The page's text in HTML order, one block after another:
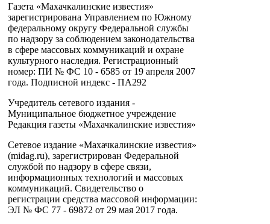
Газета «Махачкалинские известия»
зарегистрирована Управлением по Южному
федеральному округу Федеральной службы
по надзору за соблюдением законодательства
в сфере массовых коммуникаций и охране
культурного наследия. Регистрационный
номер: ПИ № ФС 10 - 6585 от 19 апреля 2007
года. Подписной индекс - ПА292
Учредитель сетевого издания -
Муниципальное бюджетное учреждение
Редакция газеты «Махачкалинские известия»
Сетевое издание «Махачкалинские известия»
(midag.ru), зарегистрирован Федеральной
службой по надзору в сфере связи,
информационных технологий и массовых
коммуникаций. Свидетельство о
регистрации средства массовой информации:
ЭЛ № ФС 77 - 69872 от 29 мая 2017 года.